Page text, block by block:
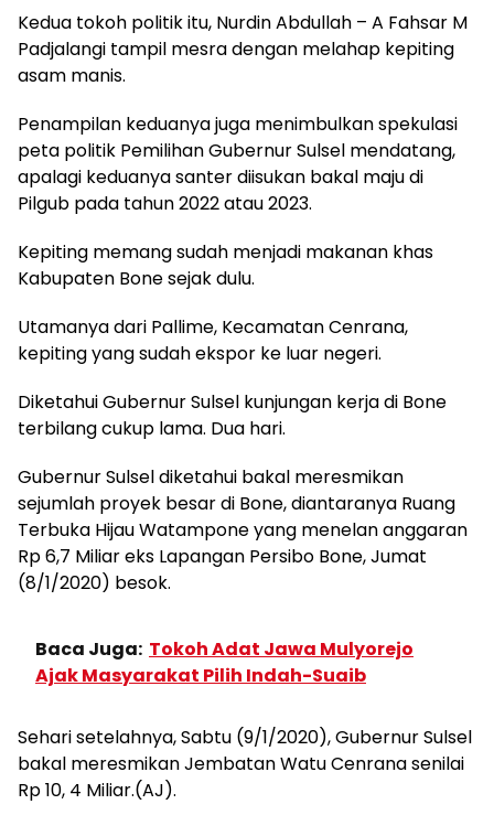
Kedua tokoh politik itu, Nurdin Abdullah – A Fahsar M
Padjalangi tampil mesra dengan melahap kepiting
asam manis.
Penampilan keduanya juga menimbulkan spekulasi
peta politik Pemilihan Gubernur Sulsel mendatang,
apalagi keduanya santer diisukan bakal maju di
Pilgub pada tahun 2022 atau 2023.
Kepiting memang sudah menjadi makanan khas
Kabupaten Bone sejak dulu.
Utamanya dari Pallime, Kecamatan Cenrana,
kepiting yang sudah ekspor ke luar negeri.
Diketahui Gubernur Sulsel kunjungan kerja di Bone
terbilang cukup lama. Dua hari.
Gubernur Sulsel diketahui bakal meresmikan
sejumlah proyek besar di Bone, diantaranya Ruang
Terbuka Hijau Watampone yang menelan anggaran
Rp 6,7 Miliar eks Lapangan Persibo Bone, Jumat
(8/1/2020) besok.
Baca Juga: Tokoh Adat Jawa Mulyorejo
Ajak Masyarakat Pilih Indah-Suaib
Sehari setelahnya, Sabtu (9/1/2020), Gubernur Sulsel
bakal meresmikan Jembatan Watu Cenrana senilai
Rp 10, 4 Miliar.(AJ).